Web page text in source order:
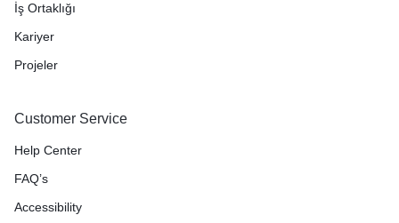
İş Ortaklığı
Kariyer
Projeler
Customer Service
Help Center
FAQ’s
Accessibility